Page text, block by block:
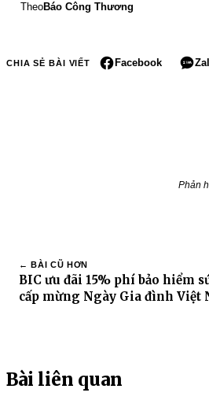
TheoBáo Công Thương
CHIA SẺ BÀI VIẾT Facebook
Phản
← BÀI CŨ HƠN
BIC ưu đãi 15% phí bảo hiểm
cấp mừng Ngày Gia đình Việt
Bài liên quan